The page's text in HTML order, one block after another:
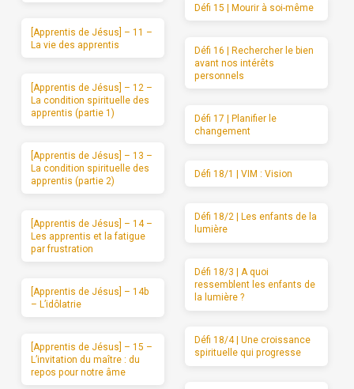
[Apprentis de Jésus] – 11 –
La vie des apprentis
[Apprentis de Jésus] – 12 –
La condition spirituelle des
apprentis (partie 1)
[Apprentis de Jésus] – 13 –
La condition spirituelle des
apprentis (partie 2)
[Apprentis de Jésus] – 14 –
Les apprentis et la fatigue
par frustration
[Apprentis de Jésus] – 14b
– L’idôlatrie
[Apprentis de Jésus] – 15 –
L’invitation du maître : du
repos pour notre âme
Défi 15 | Mourir à soi-même
Défi 16 | Rechercher le bien
avant nos intérêts
personnels
Défi 17 | Planifier le
changement
Défi 18/1 | VIM : Vision
Défi 18/2 | Les enfants de la
lumière
Défi 18/3 | A quoi
ressemblent les enfants de
la lumière ?
Défi 18/4 | Une croissance
spirituelle qui progresse